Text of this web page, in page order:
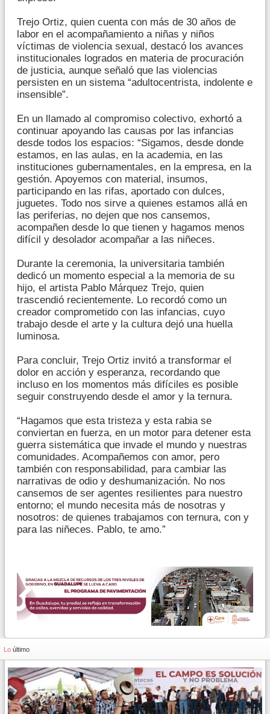
Trejo Ortiz, quien cuenta con más de 30 años de
labor en el acompañamiento a niñas y niños
víctimas de violencia sexual, destacó los avances
institucionales logrados en materia de procuración
de justicia, aunque señaló que las violencias
persisten en un sistema “adultocentrista, indolente e
insensible”.
En un llamado al compromiso colectivo, exhortó a
continuar apoyando las causas por las infancias
desde todos los espacios: “Sigamos, desde donde
estamos, en las aulas, en la academia, en las
instituciones gubernamentales, en la empresa, en la
gestión. Apoyemos con material, insumos,
participando en las rifas, aportado con dulces,
juguetes. Todo nos sirve a quienes estamos allá en
las periferias, no dejen que nos cansemos,
acompañen desde lo que tienen y hagamos menos
difícil y desolador acompañar a las niñeces.
Durante la ceremonia, la universitaria también
dedicó un momento especial a la memoria de su
hijo, el artista Pablo Márquez Trejo, quien
trascendió recientemente. Lo recordó como un
creador comprometido con las infancias, cuyo
trabajo desde el arte y la cultura dejó una huella
luminosa.
Para concluir, Trejo Ortiz invitó a transformar el
dolor en acción y esperanza, recordando que
incluso en los momentos más difíciles es posible
seguir construyendo desde el amor y la ternura.
“Hagamos que esta tristeza y esta rabia se
conviertan en fuerza, en un motor para detener esta
guerra sistemática que invade el mundo y nuestras
comunidades. Acompañemos con amor, pero
también con responsabilidad, para cambiar las
narrativas de odio y deshumanización. No nos
cansemos de ser agentes resilientes para nuestro
entorno; el mundo necesita más de nosotras y
nosotros: de quienes trabajamos con ternura, con y
para las niñeces. Pablo, te amo.”
Lo último